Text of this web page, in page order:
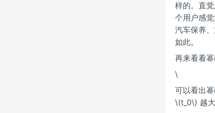
样的。直
个用户感
汽车保养
如此。
再来看看幂
\
可以看出
\(t_0\) 越